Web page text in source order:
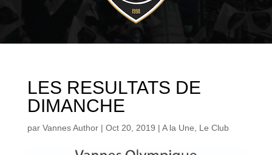
LES RESULTATS DE
DIMANCHE
par Vannes Author| Oct 20, 2019 | A la Une, Le Club